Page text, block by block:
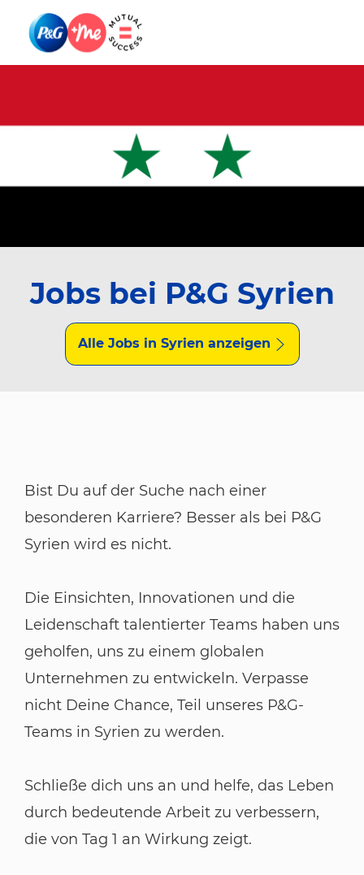
Jobs bei P&G Syrien
Alle Jobs in Syrien anzeigen
Bist Du auf der Suche nach einer
besonderen Karriere? Besser als bei P&G
Syrien wird es nicht.
Die Einsichten, Innovationen und die
Leidenschaft talentierter Teams haben uns
geholfen, uns zu einem globalen
Unternehmen zu entwickeln. Verpasse
nicht Deine Chance, Teil unseres P&G-
Teams in Syrien zu werden.
Schließe dich uns an und helfe, das Leben
durch bedeutende Arbeit zu verbessern,
die von Tag 1 an Wirkung zeigt.